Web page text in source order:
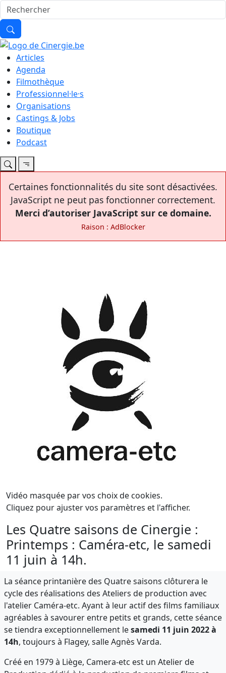
Articles
Agenda
Filmothèque
Professionnel·le·s
Organisations
Castings & Jobs
Boutique
Podcast
Certaines fonctionnalités du site sont désactivées.
JavaScript ne peut pas fonctionner correctement.
Merci d’autoriser JavaScript sur ce domaine.
Raison : AdBlocker
Vidéo masquée par vos choix de cookies.
Cliquez pour ajuster vos paramètres et l'afficher.
Les Quatre saisons de Cinergie :
Printemps : Caméra-etc, le samedi
11 juin à 14h.
La séance printanière des Quatre saisons clôturera le
cycle des réalisations des Ateliers de production avec
l'atelier Caméra-etc. Ayant à leur actif des films familiaux
agréables à savourer entre petits et grands, cette séance
se tiendra exceptionnellement lesamedi 11 juin 2022 à
14h, toujours à Flagey, salle Agnès Varda.
Créé en 1979 à Liège, Camera-etc est un Atelier de